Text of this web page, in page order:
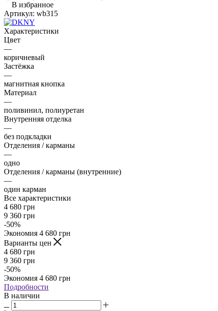
В избранное
Артикул: wb315
Характеристики
Цвет
—
коричневый
Застёжка
—
магнитная кнопка
Материал
—
поливинил, полиуретан
Внутренняя отделка
—
без подкладки
Отделения / карманы
—
одно
Отделения / карманы (внутренние)
—
один карман
Все характеристики
4 680 грн
9 360 грн
-50%
Экономия 4 680 грн
Варианты цен
4 680 грн
9 360 грн
-50%
Экономия 4 680 грн
Подробности
В наличии